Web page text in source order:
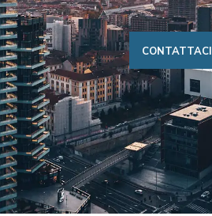
CONTATTACI